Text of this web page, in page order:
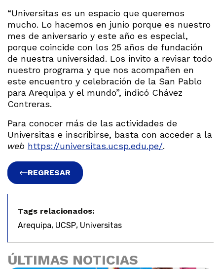
“Universitas es un espacio que queremos
mucho. Lo hacemos en junio porque es nuestro
mes de aniversario y este año es especial,
porque coincide con los 25 años de fundación
de nuestra universidad. Los invito a revisar todo
nuestro programa y que nos acompañen en
este encuentro y celebración de la San Pablo
para Arequipa y el mundo”, indicó Chávez
Contreras.
Para conocer más de las actividades de
Universitas e inscribirse, basta con acceder a la
web https://universitas.ucsp.edu.pe/.
REGRESAR
Tags relacionados:
Arequipa, UCSP, Universitas
ÚLTIMAS NOTICIAS